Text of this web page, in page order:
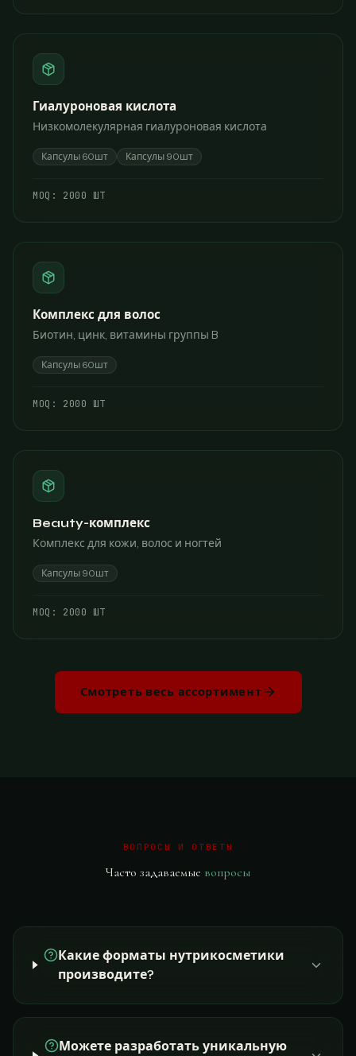
Гиалуроновая кислота
Низкомолекулярная гиалуроновая кислота
Капсулы 60шт Капсулы 90шт
МОQ: 2000 ШТ
Комплекс для волос
Биотин, цинк, витамины группы B
Капсулы 60шт
МОQ: 2000 ШТ
Beauty-комплекс
Комплекс для кожи, волос и ногтей
Капсулы 90шт
МОQ: 2000 ШТ
Смотреть весь ассортимент
ВОПРОСЫ И ОТВЕТЫ
Часто задаваемые вопросы
Какие форматы нутрикосметики
производите?
Можете разработать уникальную